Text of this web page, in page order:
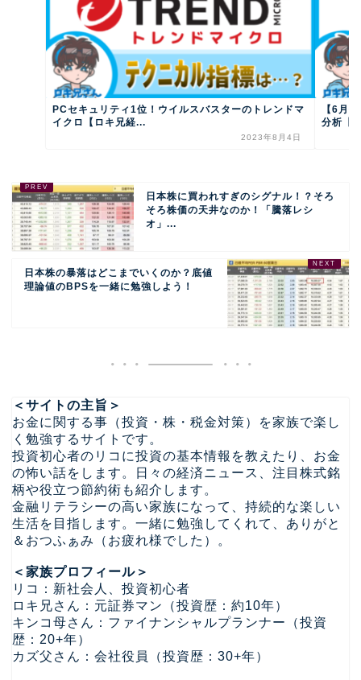
PCセキュリティ1位！ウイルスバスターのトレンドマ
イクロ【ロキ兄経...
2023年8月4日
【6月
分析【
日本株に買われすぎのシグナル！？そろ
そろ株価の天井なのか！「騰落レシ
オ」...
日本株の暴落はどこまでいくのか？底値
理論値のBPSを一緒に勉強しよう！
＜サイトの主旨＞
お金に関する事（投資・株・税金対策）を家族で楽し
く勉強するサイトです。
投資初心者のリコに投資の基本情報を教えたり、お金
の怖い話をします。日々の経済ニュース、注目株式銘
柄や役立つ節約術も紹介します。
金融リテラシーの高い家族になって、持続的な楽しい
生活を目指します。一緒に勉強してくれて、ありがと
＆おつふぁみ（お疲れ様でした）。
＜家族プロフィール＞
リコ：新社会人、投資初心者
ロキ兄さん：元証券マン（投資歴：約10年）
キンコ母さん：ファイナンシャルプランナー（投資
歴：20+年）
カズ父さん：会社役員（投資歴：30+年）